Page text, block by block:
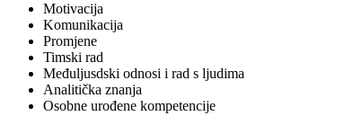
Motivacija
Komunikacija
Promjene
Timski rad
Međuljusdski odnosi i rad s ljudima
Analitička znanja
Osobne urođene kompetencije